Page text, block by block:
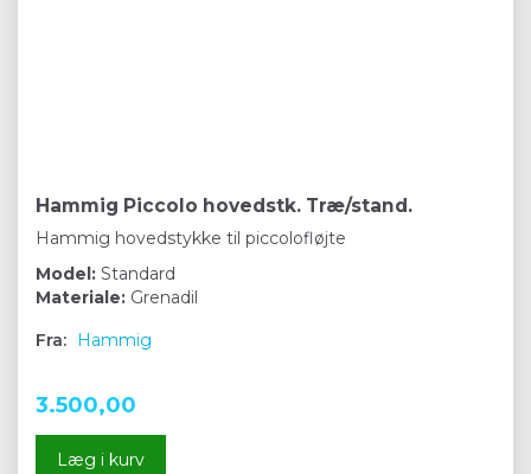
Hammig Piccolo hovedstk. Træ/stand.
Hammig hovedstykke til piccolofløjte
Model: Standard
Materiale: Grenadil
Fra: Hammig
3.500,00
Læg i kurv